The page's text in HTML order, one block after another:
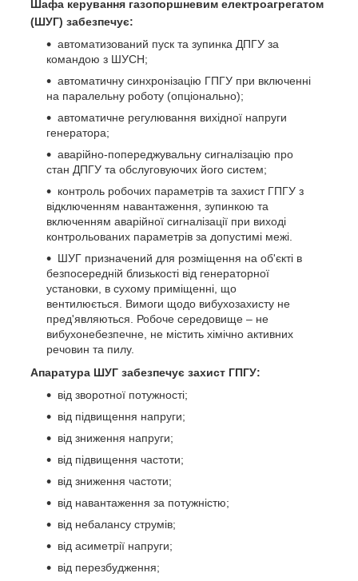
Шафа керування газопоршневим електроагрегатом
(ШУГ) забезпечує:
автоматизований пуск та зупинка ДПГУ за
командою з ШУСН;
автоматичну синхронізацію ГПГУ при включенні
на паралельну роботу (опціонально);
автоматичне регулювання вихідної напруги
генератора;
аварійно-попереджувальну сигналізацію про
стан ДПГУ та обслуговуючих його систем;
контроль робочих параметрів та захист ГПГУ з
відключенням навантаження, зупинкою та
включенням аварійної сигналізації при виході
контрольованих параметрів за допустимі межі.
ШУГ призначений для розміщення на об'єкті в
безпосередній близькості від генераторної
установки, в сухому приміщенні, що
вентилюється. Вимоги щодо вибухозахисту не
пред'являються. Робоче середовище – не
вибухонебезпечне, не містить хімічно активних
речовин та пилу.
Апаратура ШУГ забезпечує захист ГПГУ:
від зворотної потужності;
від підвищення напруги;
від зниження напруги;
від підвищення частоти;
від зниження частоти;
від навантаження за потужністю;
від небалансу струмів;
від асиметрії напруги;
від перезбудження;